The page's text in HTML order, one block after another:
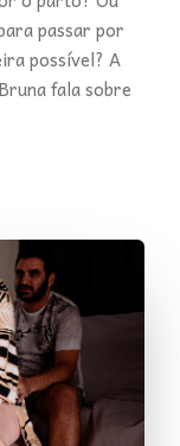
passar por
possível? A
fala sobre